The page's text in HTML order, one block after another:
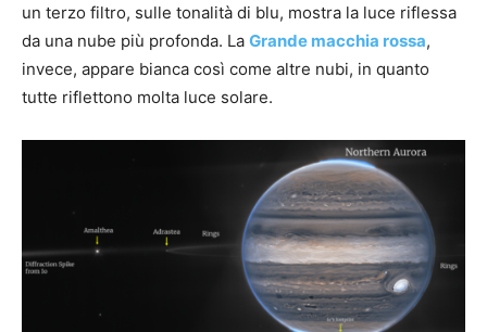
un terzo filtro, sulle tonalità di blu, mostra la luce riflessa
da una nube più profonda. La Grande macchia rossa,
invece, appare bianca così come altre nubi, in quanto
tutte riflettono molta luce solare.